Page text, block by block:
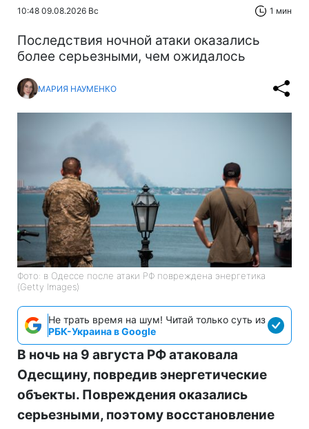
10:48 09.08.2026 Вс 1 мин
Последствия ночной атаки оказались
более серьезными, чем ожидалось
МАРИЯ НАУМЕНКО
Фото: в Одессе после атаки РФ повреждена энергетика
(Getty Images)
Не трать время на шум! Читай только суть из
РБК-Украина в Google
В ночь на 9 августа РФ атаковала
Одесщину, повредив энергетические
объекты. Повреждения оказались
серьезными, поэтому восстановление